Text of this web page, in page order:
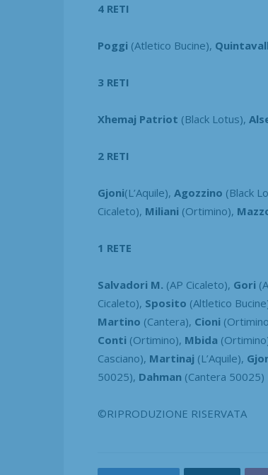
4 RETI
Poggi (Atletico Bucine),
3 RETI
Xhemaj Patriot (Black Lotus),
2 RETI
Gjoni(L’Aquile), Agozzino (Black
Cicaleto), Miliani (Ortimino),
1 RETE
Salvadori M. (AP Cicaleto), Gori
Cicaleto), Sposito (Altletico
Martino (Cantera), Cioni
Conti (Ortimino), Mbida
Casciano), Martinaj (L’Aquile),
50025), Dahman (Cantera 50025)
©RIPRODUZIONE RISERVATA